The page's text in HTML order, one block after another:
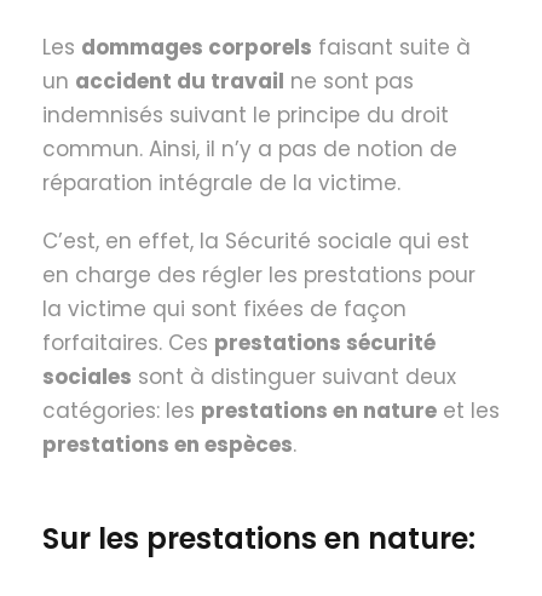
Les dommages corporels faisant suite à
un accident du travail ne sont pas
indemnisés suivant le principe du droit
commun. Ainsi, il n’y a pas de notion de
réparation intégrale de la victime.
C’est, en effet, la Sécurité sociale qui est
en charge des régler les prestations pour
la victime qui sont fixées de façon
forfaitaires. Ces prestations sécurité
sociales sont à distinguer suivant deux
catégories: les prestations en nature et les
prestations en espèces.
Sur les prestations en nature: